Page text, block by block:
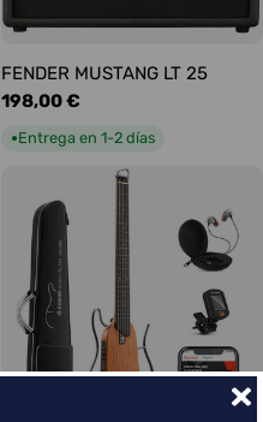
FENDER MUSTANG LT 25
Precio
habitual
198,00 €
●Entrega en 1-2 días